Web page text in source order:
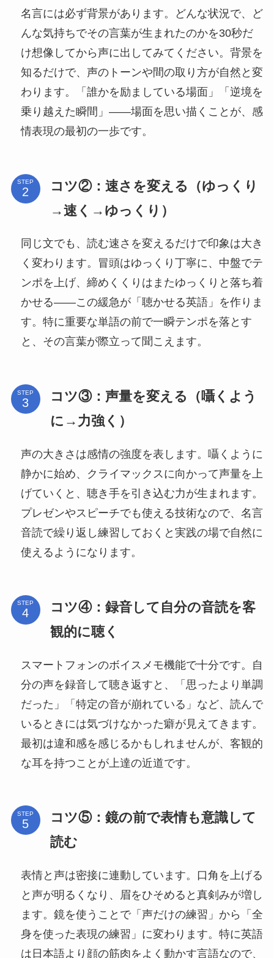
名言には必ず背景があります。どんな状況で、ど
んな気持ちでその言葉が生まれたのかを30秒だ
け想像してから声に出してみてください。背景を
知るだけで、声のトーンや間の取り方が自然と変
わります。「誰かを励ましている場面」「逆境を
乗り越えた瞬間」——場面を思い描くことが、感
情表現の最初の一歩です。
STEP
コツ②：速さを変える（ゆっくり
→速く→ゆっくり）
同じ文でも、読む速さを変えるだけで印象は大き
く変わります。冒頭はゆっくり丁寧に、中盤でテ
ンポを上げ、締めくくりはまたゆっくりと落ち着
かせる——この緩急が「聴かせる英語」を作りま
す。特に重要な単語の前で一瞬テンポを落とす
と、その言葉が際立って聞こえます。
STEP
コツ③：声量を変える（囁くよう
に→力強く）
声の大きさは感情の強度を表します。囁くように
静かに始め、クライマックスに向かって声量を上
げていくと、聴き手を引き込む力が生まれます。
プレゼンやスピーチでも使える技術なので、名言
音読で繰り返し練習しておくと実践の場で自然に
使えるようになります。
STEP
コツ④：録音して自分の音読を客
観的に聴く
スマートフォンのボイスメモ機能で十分です。自
分の声を録音して聴き返すと、「思ったより単調
だった」「特定の音が崩れている」など、読んで
いるときには気づけなかった癖が見えてきます。
最初は違和感を感じるかもしれませんが、客観的
な耳を持つことが上達の近道です。
STEP
コツ⑤：鏡の前で表情も意識して
読む
表情と声は密接に連動しています。口角を上げる
と声が明るくなり、眉をひそめると真剣みが増し
ます。鏡を使うことで「声だけの練習」から「全
身を使った表現の練習」に変わります。特に英語
は日本語より顔の筋肉をよく動かす言語なので、